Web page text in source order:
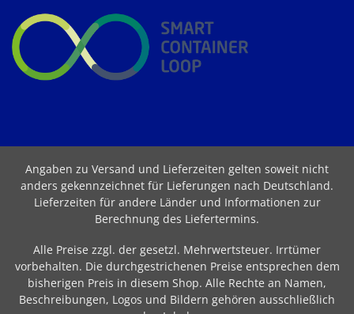
Angaben zu Versand und Lieferzeiten gelten soweit nicht
anders gekennzeichnet für Lieferungen nach Deutschland.
Lieferzeiten für andere Länder und Informationen zur
Berechnung des Liefertermins.
Alle Preise zzgl. der gesetzl. Mehrwertsteuer. Irrtümer
vorbehalten. Die durchgestrichenen Preise entsprechen dem
bisherigen Preis in diesem Shop. Alle Rechte an Namen,
Beschreibungen, Logos und Bildern gehören ausschließlich